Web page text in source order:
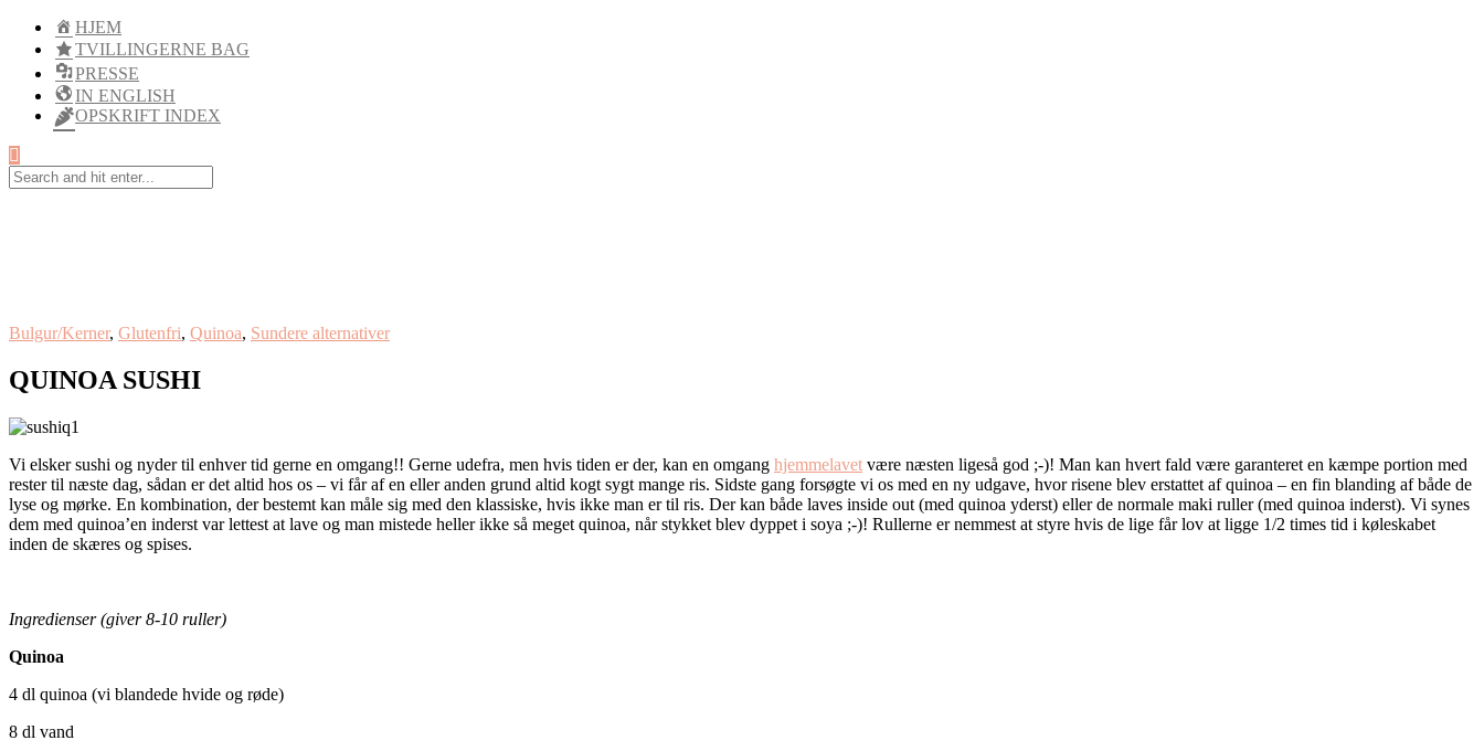
HJEM
TVILLINGERNE BAG
PRESSE
IN ENGLISH
OPSKRIFT INDEX
Bulgur/Kerner, Glutenfri, Quinoa, Sundere alternativer
QUINOA SUSHI
Vi elsker sushi og nyder til enhver tid gerne en omgang!! Gerne udefra, men hvis tiden er der, kan en omgang hjemmelavet være næsten ligeså god ;-)! Man kan hvert fald være garanteret en kæmpe portion med
rester til næste dag, sådan er det altid hos os – vi får af en eller anden grund altid kogt sygt mange ris. Sidste gang forsøgte vi os med en ny udgave, hvor risene blev erstattet af quinoa – en fin blanding af både de
lyse og mørke. En kombination, der bestemt kan måle sig med den klassiske, hvis ikke man er til ris. Der kan både laves inside out (med quinoa yderst) eller de normale maki ruller (med quinoa inderst). Vi synes
dem med quinoa’en inderst var lettest at lave og man mistede heller ikke så meget quinoa, når stykket blev dyppet i soya ;-)! Rullerne er nemmest at styre hvis de lige får lov at ligge 1/2 times tid i køleskabet
inden de skæres og spises.
Ingredienser (giver 8-10 ruller)
Quinoa
4 dl quinoa (vi blandede hvide og røde)
8 dl vand